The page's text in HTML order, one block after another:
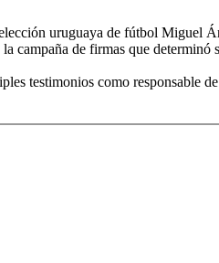
uruguaya de fútbol Miguel
campaña de firmas que
testimonios como responsable